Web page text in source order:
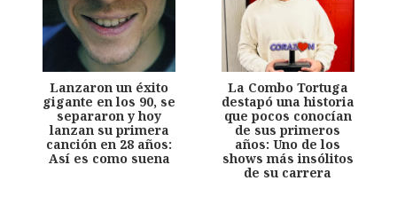
Lanzaron un éxito
gigante en los 90, se
separaron y hoy
lanzan su primera
canción en 28 años:
Así es como suena
La Combo Tortuga
destapó una historia
que pocos conocían
de sus primeros
años: Uno de los
shows más insólitos
de su carrera